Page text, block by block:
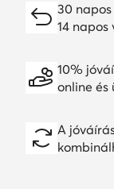
30
14 napos
10%
online és
A